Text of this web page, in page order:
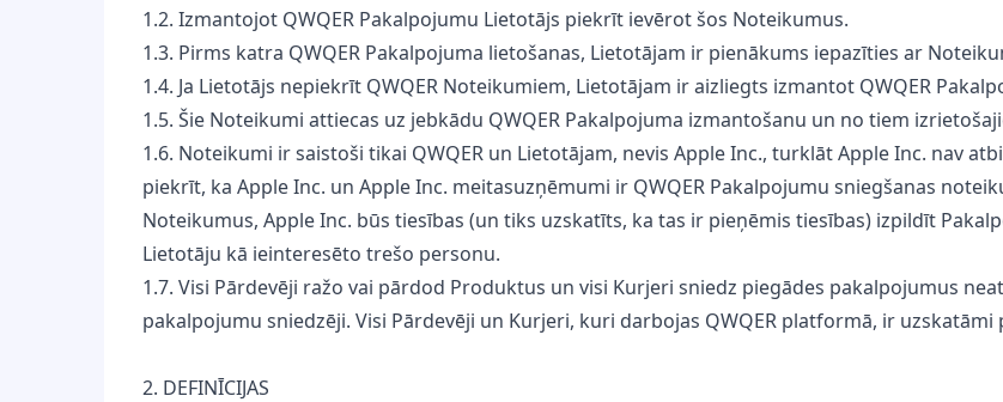
1.2. Izmantojot QWQER Pakalpojumu Lietotājs piekrīt ievērot šos Noteikumus.
1.3. Pirms katra QWQER Pakalpojuma lietošanas, Lietotājam ir pienākums iepazīties ar
1.4. Ja Lietotājs nepiekrīt QWQER Noteikumiem, Lietotājam ir aizliegts izmantot QWQER
1.5. Šie Noteikumi attiecas uz jebkādu QWQER Pakalpojuma izmantošanu un no tiem
1.6. Noteikumi ir saistoši tikai QWQER un Lietotājam, nevis Apple Inc., turklāt Apple Inc. nav
piekrīt, ka Apple Inc. un Apple Inc. meitasuzņēmumi ir QWQER Pakalpojumu sniegšanas
Noteikumus, Apple Inc. būs tiesības (un tiks uzskatīts, ka tas ir pieņēmis tiesības) izpildīt
Lietotāju kā ieinteresēto trešo personu.
1.7. Visi Pārdevēji ražo vai pārdod Produktus un visi Kurjeri sniedz piegādes pakalpojumus
pakalpojumu sniedzēji. Visi Pārdevēji un Kurjeri, kuri darbojas QWQER platformā, ir
2. DEFINĪCIJAS